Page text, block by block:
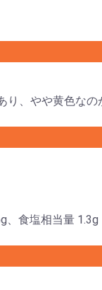
り、やや黄色なの
食塩相当量 1.3g